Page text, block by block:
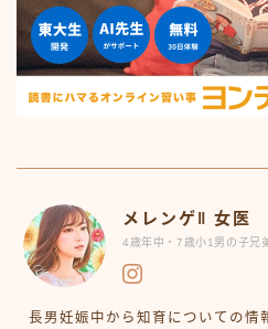
メレンゲ‖ 女医
4歳年中・7歳小1男の子兄
長男妊娠中から知育についての情